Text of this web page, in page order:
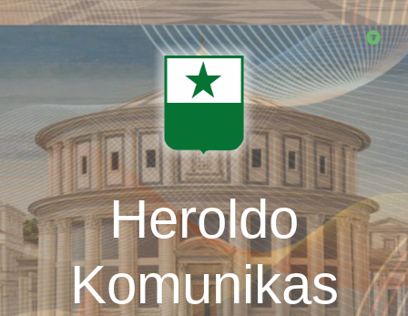
Skip
Heroldo
Komunikas